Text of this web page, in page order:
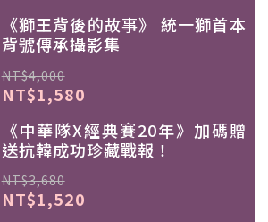
《獅王背後的故事》 統一獅首本
背號傳承攝影集
NT$4,000
NT$1,580
《中華隊X經典賽20年》加碼贈
送抗韓成功珍藏戰報！
NT$3,680
NT$1,520